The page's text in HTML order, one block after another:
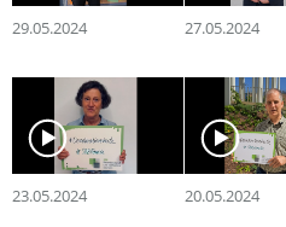
29.05.2024 27.05.2024
23.05.2024 20.05.2024